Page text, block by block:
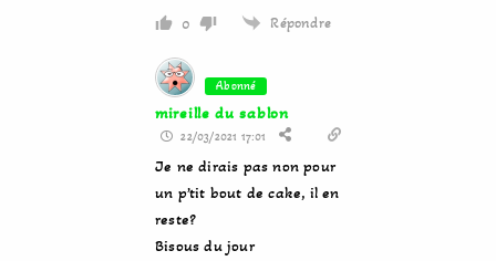
0 Répondre
Abonné
mireille du sablon
22/03/2021 17:01
Je ne dirais pas non pour
un p’tit bout de cake, il en
reste?
Bisous du jour